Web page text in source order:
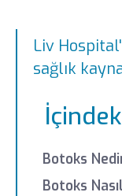
Liv
sağlık
Botoks
Botoks